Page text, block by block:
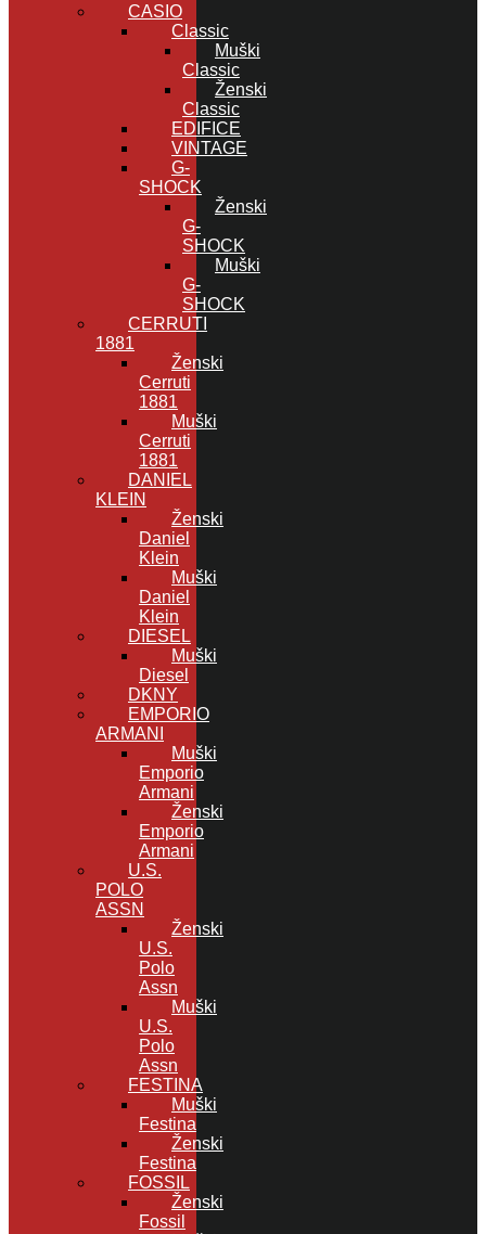
CASIO
Classic
Muški
Classic
Ženski
Classic
EDIFICE
VINTAGE
G-
SHOCK
Ženski
G-
SHOCK
Muški
G-
SHOCK
CERRUTI
1881
Ženski
Cerruti
1881
Muški
Cerruti
1881
DANIEL
KLEIN
Ženski
Daniel
Klein
Muški
Daniel
Klein
DIESEL
Muški
Diesel
DKNY
EMPORIO
ARMANI
Muški
Emporio
Armani
Ženski
Emporio
Armani
U.S.
POLO
ASSN
Ženski
U.S.
Polo
Assn
Muški
U.S.
Polo
Assn
FESTINA
Muški
Festina
Ženski
Festina
FOSSIL
Ženski
Fossil